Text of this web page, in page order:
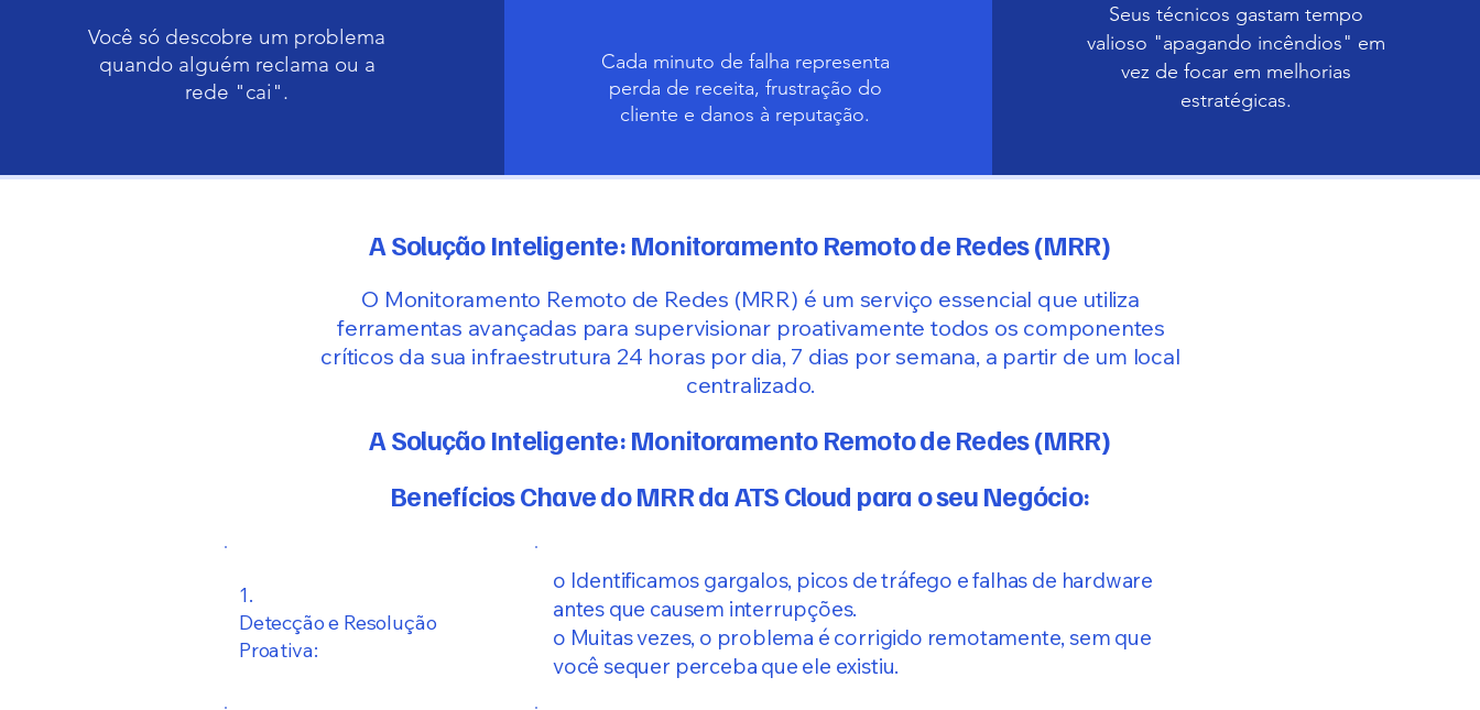
Você só descobre um problema
quando alguém reclama ou a
rede "cai".
Cada minuto de falha representa
perda de receita, frustração do
cliente e danos à reputação.
Seus técnicos gastam tempo
valioso "apagando incêndios" em
vez de focar em melhorias
estratégicas.
A Solução Inteligente: Monitoramento Remoto de Redes (MRR)
O Monitoramento Remoto de Redes (MRR) é um serviço essencial que utiliza
ferramentas avançadas para supervisionar proativamente todos os componentes
críticos da sua infraestrutura 24 horas por dia, 7 dias por semana, a partir de um local
centralizado.
A Solução Inteligente: Monitoramento Remoto de Redes (MRR)
Benefícios Chave do MRR da ATS Cloud para o seu Negócio:
1.
Detecção e Resolução
Proativa:
o Identificamos gargalos, picos de tráfego e falhas de hardware
antes que causem interrupções.
o Muitas vezes, o problema é corrigido remotamente, sem que
você sequer perceba que ele existiu.